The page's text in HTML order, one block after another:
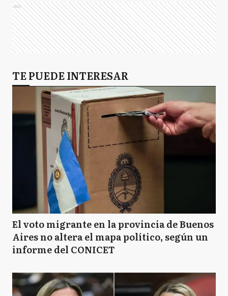
Ads
TE PUEDE INTERESAR
El voto migrante en la provincia de Buenos
Aires no altera el mapa político, según un
informe del CONICET